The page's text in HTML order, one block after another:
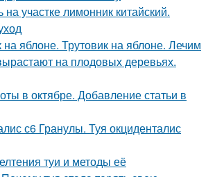
на участке лимонник китайский.
на яблоне. Трутовик на яблоне. Лечим
на плодовых деревьях.
в октябре. Добавление статьи в
с6 Гранулы. Туя окциденталис
туи и методы её